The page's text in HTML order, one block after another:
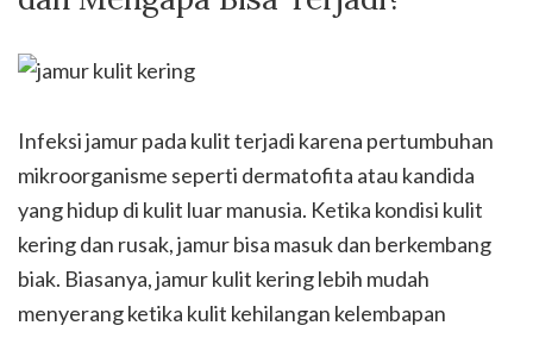
Infeksi jamur pada kulit terjadi karena pertumbuhan
mikroorganisme seperti dermatofita atau kandida
yang hidup di kulit luar manusia. Ketika kondisi kulit
kering dan rusak, jamur bisa masuk dan berkembang
biak. Biasanya, jamur kulit kering lebih mudah
menyerang ketika kulit kehilangan kelembapan